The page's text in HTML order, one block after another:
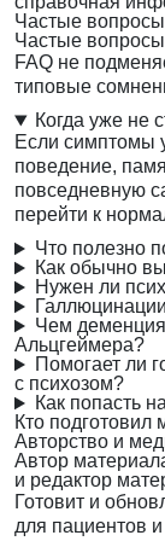
Частые вопросы
Частые
FAQ не
типовые
Когда уже не
Если симптомы
поведение,
повседневную
перейти к
Что полезно
Как обычно
Нужен ли
Чем деменция
Альцгеймера?
Помогает ли
с психозом?
Как попасть
Кто подготовил
Авторство и
Автор
и редактор
Готовит и
для пациентов и